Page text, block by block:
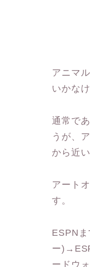
アニマ
いかな
通常で
うが、
から近
アート
す。
ESPN
ー
ードウ